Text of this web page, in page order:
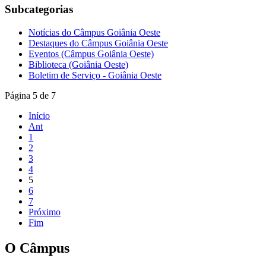
Subcategorias
Notícias do Câmpus Goiânia Oeste
Destaques do Câmpus Goiânia Oeste
Eventos (Câmpus Goiânia Oeste)
Biblioteca (Goiânia Oeste)
Boletim de Serviço - Goiânia Oeste
Página 5 de 7
Início
Ant
1
2
3
4
5
6
7
Próximo
Fim
O Câmpus